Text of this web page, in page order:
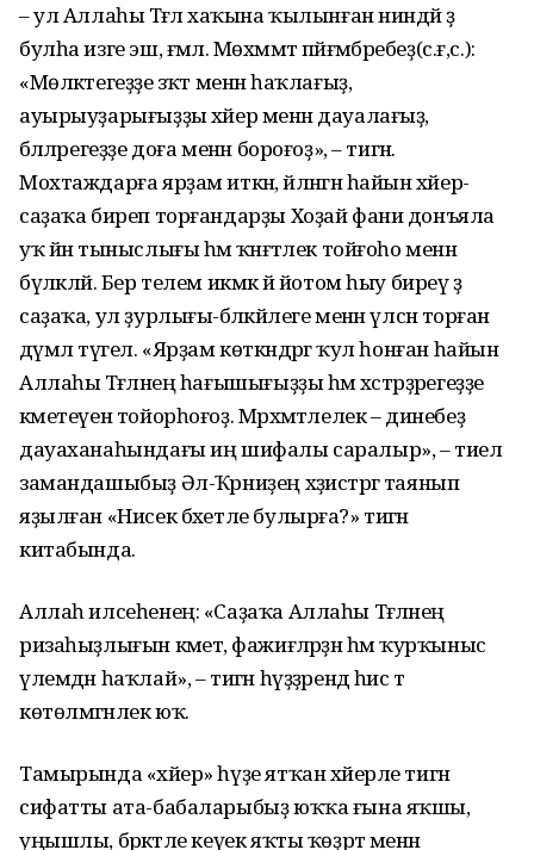
– ул Аллаһы Тәғәлә хаҡына ҡылынған ниндәй ҙә
булһа изге эш, ғәмәл. Мөхәммәт пәйғәмбәребеҙ(с.ғ,с.):
«Мөлкәтегеҙҙе зәҡәт менән һаҡлағыҙ,
ауырыуҙарығыҙҙы хәйер менән дауалағыҙ,
бәләләрегеҙҙе доға менән бороғоҙ», – тигән.
Мохтаждарға ярҙам иткән, әйләнгән һайын хәйер-
саҙаҡа биреп торғандарҙы Хоҙай фани донъяла
уҡ йән тыныслығы һәм ҡәнәғәтлек тойғоһо менән
бүләкләй. Бер телем икмәк йә йотом һыу биреү ҙә
саҙаҡа, ул ҙурлығы-бәләкәйлеге менән үлсәнә торған
дәүмәл түгел. «Ярҙам көткәндәргә ҡул һонған һайын
Аллаһы Тәғәләнең һағышығыҙҙы һәм хәстәрҙәрегеҙҙе
кәметеүен тойорһоғоҙ. Мәрхәмәтлелек – динебеҙ
дауаханаһындағы иң шифалы саралыр», – тиелә
замандашыбыҙ Әл-Ҡәрниҙең хәҙистәргә таянып
яҙылған «Нисек бәхетле булырға?» тигән
китабында.
Аллаһ илсеһенең: «Саҙаҡа Аллаһы Тәғәләнең
ризаһыҙлығын кәметә, фажиғәләрҙән һәм ҡурҡыныс
үлемдән һаҡлай», – тигән һүҙҙәрендә һис тә
көтөлмәгәнлек юҡ.
Тамырында «хәйер» һүҙе ятҡан хәйерле тигән
сифатты ата-бабаларыбыҙ юҡҡа ғына яҡшы,
уңышлы, бәрәкәтле кеүек яҡты ҡөҙрәт менән